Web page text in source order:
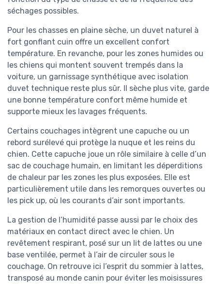
séchages possibles.
Pour les chasses en plaine sèche, un duvet naturel à
fort gonflant cuin offre un excellent confort
température. En revanche, pour les zones humides ou
les chiens qui montent souvent trempés dans la
voiture, un garnissage synthétique avec isolation
duvet technique reste plus sûr. Il sèche plus vite, garde
une bonne température confort même humide et
supporte mieux les lavages fréquents.
Certains couchages intègrent une capuche ou un
rebord surélevé qui protège la nuque et les reins du
chien. Cette capuche joue un rôle similaire à celle d’un
sac de couchage humain, en limitant les déperditions
de chaleur par les zones les plus exposées. Elle est
particulièrement utile dans les remorques ouvertes ou
les pick up, où les courants d’air sont importants.
La gestion de l’humidité passe aussi par le choix des
matériaux en contact direct avec le chien. Un
revêtement respirant, posé sur un lit de lattes ou une
base ventilée, permet à l’air de circuler sous le
couchage. On retrouve ici l’esprit du sommier à lattes,
transposé au monde canin pour éviter les moisissures